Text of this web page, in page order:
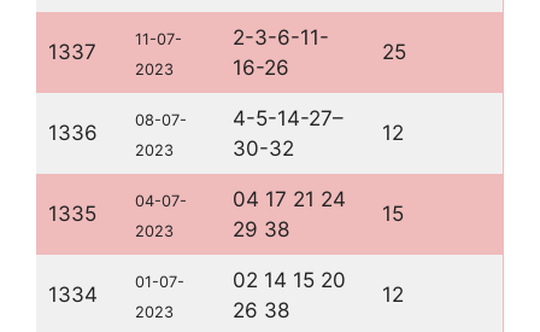
1337
11-07-
2023
2-3-6-11-
16-26
25
1336
08-07-
2023
4-5-14-27–
30-32
12
1335
04-07-
2023
04 17 21 24
29 38
15
1334
01-07-
2023
02 14 15 20
26 38
12